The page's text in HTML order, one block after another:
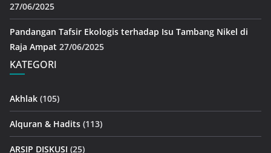
27/06/2025
Pandangan Tafsir Ekologis terhadap Isu Tambang Nikel di
Raja Ampat 27/06/2025
KATEGORI
Akhlak (105)
Alquran & Hadits (113)
ARSIP DISKUSI (25)